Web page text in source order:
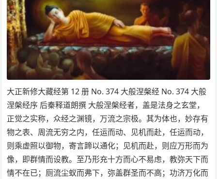
大正新修大藏经第 12 册 No. 374 大般涅槃经 No. 374 大般
涅槃经序 后秦释道朗撰 大般涅槃经者，盖是法身之玄堂，
正觉之实称，众经之渊镜，万流之宗极。其为体也，妙存有
物之表、周流无穷之内，任运而动、见机而赴，任运而动，
则乘虚照以御物，寄言蹄以通化；见机而赴，则应万形而为
像，即群情而设教。至乃形充十方而心不易虑，教弥天下而
情不在已；厕流尘蚁而弗下，弥盖群圣而不高；功济万化而